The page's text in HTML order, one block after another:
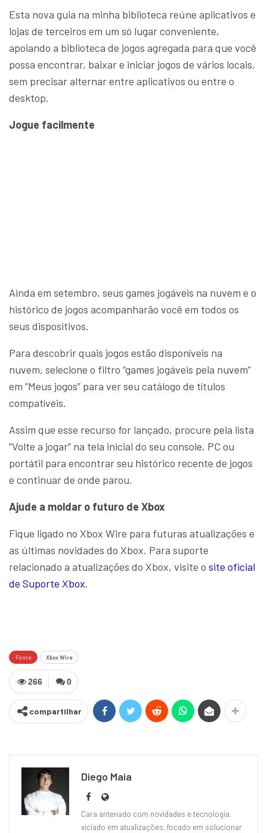
Esta nova guia na minha biblioteca reúne aplicativos e
lojas de terceiros em um só lugar conveniente,
apoiando a biblioteca de jogos agregada para que você
possa encontrar, baixar e iniciar jogos de vários locais,
sem precisar alternar entre aplicativos ou entre o
desktop.
Jogue facilmente
Ainda em setembro, seus games jogáveis na nuvem e o
histórico de jogos acompanharão você em todos os
seus dispositivos.
Para descobrir quais jogos estão disponíveis na
nuvem, selecione o filtro “games jogáveis pela nuvem”
em “Meus jogos” para ver seu catálogo de títulos
compatíveis.
Assim que esse recurso for lançado, procure pela lista
“Volte a jogar” na tela inicial do seu console, PC ou
portátil para encontrar seu histórico recente de jogos
e continuar de onde parou.
Ajude a moldar o futuro de Xbox
Fique ligado no Xbox Wire para futuras atualizações e
as últimas novidades do Xbox. Para suporte
relacionado a atualizações do Xbox, visite o site oficial
de Suporte Xbox.
Fonte Xbox Wire
0
266
compartilhar
Diego Maia
Cara antenado com novidades e tecnologia,
viciado em atualizações, focado em solucionar